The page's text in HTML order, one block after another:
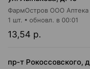
ФармОстров ООО
13,54 р.
1 шт. обновл. в 00:01
пр-т Рокоссовского,